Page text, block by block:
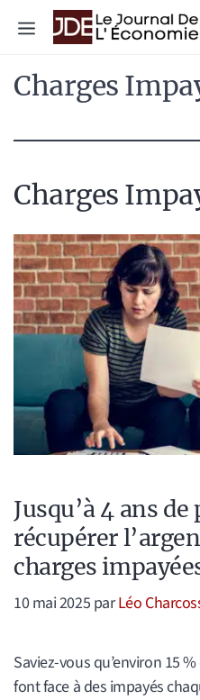
Menu
Charges
Charges
Jusqu’à 4 ans
récupérer
charges
10 mai 2025 parLéo
Saviez-vous qu’environ 15
font face à des impayés